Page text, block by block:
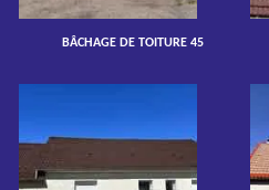
BÂCHAGE DE TOITURE 45